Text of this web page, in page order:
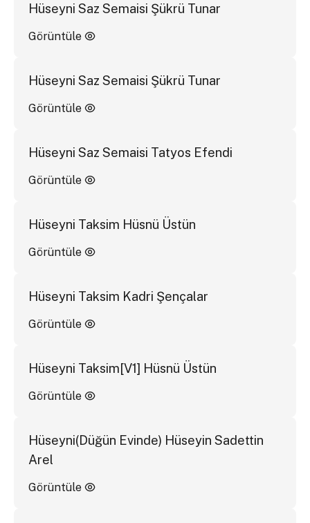
Hüseyni Saz Semaisi Şükrü Tunar
Görüntüle
Hüseyni Saz Semaisi Şükrü Tunar
Görüntüle
Hüseyni Saz Semaisi Tatyos Efendi
Görüntüle
Hüseyni Taksim Hüsnü Üstün
Görüntüle
Hüseyni Taksim Kadri Şençalar
Görüntüle
Hüseyni Taksim[V1] Hüsnü Üstün
Görüntüle
Hüseyni(Düğün Evinde) Hüseyin Sadettin
Arel
Görüntüle